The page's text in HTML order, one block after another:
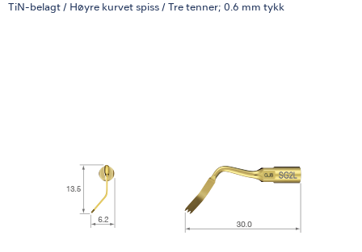
TiN-belagt / Høyre kurvet spiss / Tre tenner; 0.6 mm tykk